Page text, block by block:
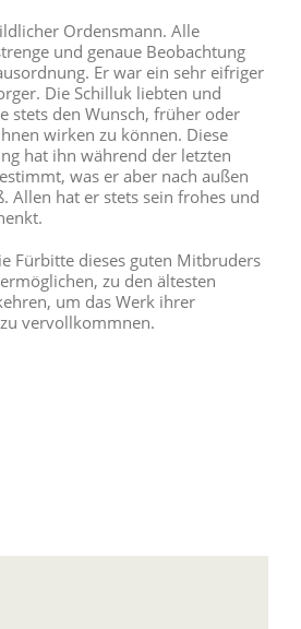
Ordensmann. Alle
und genaue Beobachtung
Er war ein sehr eifriger
Die Schilluk liebten und
stets den Wunsch, früher oder
wirken zu können. Diese
hat ihn während der letzten
was er aber nach außen
Allen hat er stets sein frohes und
Fürbitte dieses guten Mitbruders
zu den ältesten
um das Werk ihrer
vervollkommnen.